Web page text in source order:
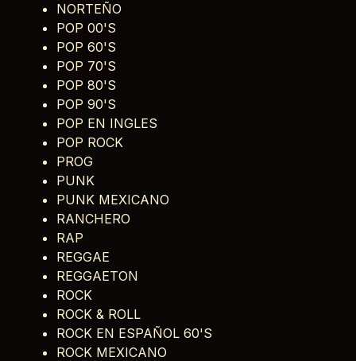
NORTEÑO
POP 00'S
POP 60'S
POP 70'S
POP 80'S
POP 90'S
POP EN INGLES
POP ROCK
PROG
PUNK
PUNK MEXICANO
RANCHERO
RAP
REGGAE
REGGAETON
ROCK
ROCK & ROLL
ROCK EN ESPAÑOL 60'S
ROCK MEXICANO